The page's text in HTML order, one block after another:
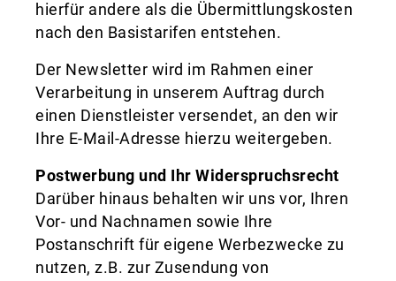
hierfür andere als die Übermittlungskosten
nach den Basistarifen entstehen.
Der Newsletter wird im Rahmen einer
Verarbeitung in unserem Auftrag durch
einen Dienstleister versendet, an den wir
Ihre E-Mail-Adresse hierzu weitergeben.
Postwerbung und Ihr Widerspruchsrecht
Darüber hinaus behalten wir uns vor, Ihren
Vor- und Nachnamen sowie Ihre
Postanschrift für eigene Werbezwecke zu
nutzen, z.B. zur Zusendung von